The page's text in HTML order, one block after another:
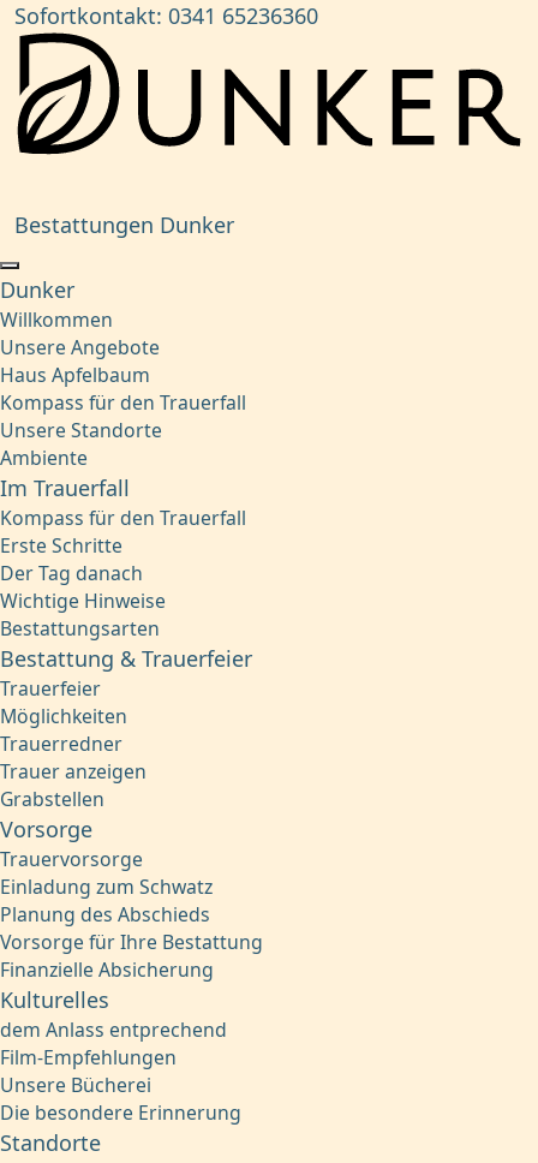
Sofortkontakt: 0341 65236360
Bestattungen Dunker
Dunker
Willkommen
Unsere Angebote
Haus Apfelbaum
Kompass für den Trauerfall
Unsere Standorte
Ambiente
Im Trauerfall
Kompass für den Trauerfall
Erste Schritte
Der Tag danach
Wichtige Hinweise
Bestattungsarten
Bestattung & Trauerfeier
Trauerfeier
Möglichkeiten
Trauerredner
Trauer anzeigen
Grabstellen
Vorsorge
Trauervorsorge
Einladung zum Schwatz
Planung des Abschieds
Vorsorge für Ihre Bestattung
Finanzielle Absicherung
Kulturelles
dem Anlass entprechend
Film-Empfehlungen
Unsere Bücherei
Die besondere Erinnerung
Standorte